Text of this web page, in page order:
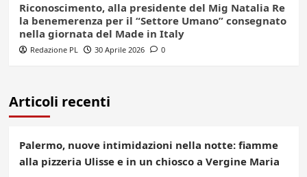
Riconoscimento, alla presidente del Mig Natalia Re
la benemerenza per il “Settore Umano” consegnato
nella giornata del Made in Italy
Redazione PL 30 Aprile 2026 0
Articoli recenti
Palermo, nuove intimidazioni nella notte: fiamme
alla pizzeria Ulisse e in un chiosco a Vergine Maria